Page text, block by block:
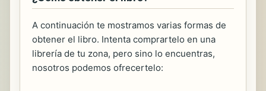
A continuación te mostramos varias formas de
obtener el libro. Intenta comprartelo en una
librería de tu zona, pero sino lo encuentras,
nosotros podemos ofrecertelo: